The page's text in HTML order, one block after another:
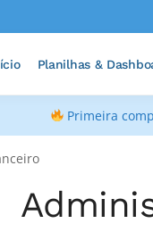
Planilhas &
Primeira